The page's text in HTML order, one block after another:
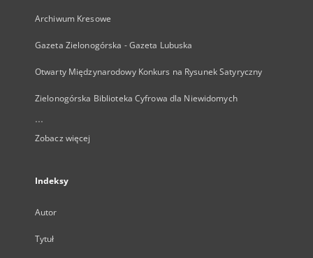
Archiwum Kresowe
Gazeta Zielonogórska - Gazeta Lubuska
Otwarty Międzynarodowy Konkurs na Rysunek Satyryczny
Zielonogórska Biblioteka Cyfrowa dla Niewidomych
...
Zobacz więcej
Indeksy
Autor
Tytuł